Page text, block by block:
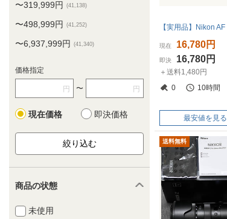
〜319,999円 (41,138)
〜498,999円 (41,252)
〜6,937,999円 (41,340)
価格指定
円 〜 円
現在価格 即決価格
商品の状態
未使用
現在 16,780円
即決 16,780円
＋送料1,480円
0
10時間
最安値を見る
送料無料